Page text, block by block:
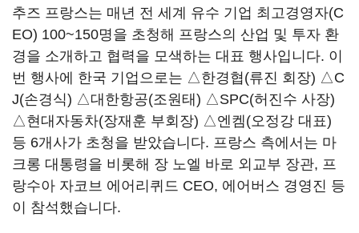
추즈 프랑스는 매년 전 세계 유수 기업 최고경영자(C
EO) 100~150명을 초청해 프랑스의 산업 및 투자 환
경을 소개하고 협력을 모색하는 대표 행사입니다. 이
번 행사에 한국 기업으로는 △한경협(류진 회장) △C
J(손경식) △대한항공(조원태) △SPC(허진수 사장)
△현대자동차(장재훈 부회장) △엔켐(오정강 대표)
등 6개사가 초청을 받았습니다. 프랑스 측에서는 마
크롱 대통령을 비롯해 장 노엘 바로 외교부 장관, 프
랑수아 자코브 에어리퀴드 CEO, 에어버스 경영진 등
이 참석했습니다.